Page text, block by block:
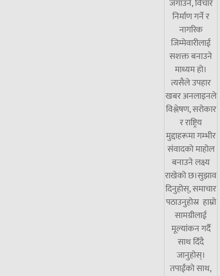
जगाउने, विचार
निर्माण गर्ने र
नागरिक
जिम्मेवारीलाई
सशक्त बनाउने
माध्यम हो।
त्यसैले उपहार
खबर अनलाइनले
विश्लेषण, सरोकार
र राष्ट्रिय
मुद्दाहरूमा गम्भीर
संवादको माहोल
बनाउने लक्ष्य
राखेको छ।सुझाव
दिनुहोस्, समाचार
पठाउनुहोस्र हाम्रो
सामग्रीलाई
मूल्यांकन गर्दै
साथ दिँदै
जानुहोस्।
तपाईंको साथ,